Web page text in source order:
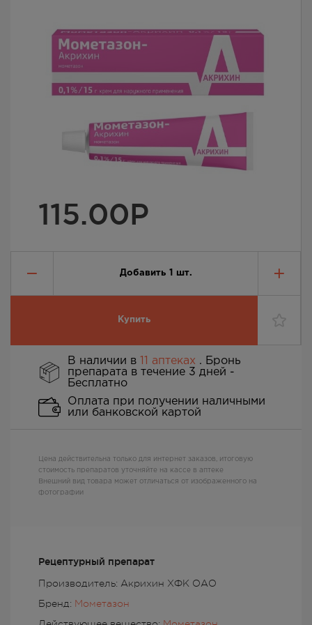
115.00Р
Добавить 1 шт.
Купить
Рецептурный препарат
Производитель: Акрихин ХФК ОАО
Бренд: Мометазон
В наличии в 11 аптеках . Бронь
препарата в течение 3 дней -
Бесплатно
Оплата при получении наличными
или банковской картой
Цена действительна только для интернет заказов, итоговую
стоимость препаратов уточняйте на кассе в аптеке
Внешний вид товара может отличаться от изображенного на
фотографии